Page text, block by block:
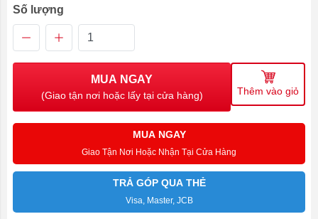
Số lượng
MUA NGAY
(Giao tận nơi hoặc lấy tại cửa hàng) Thêm vào giỏ
MUA NGAY
Giao Tận Nơi Hoặc Nhận Tại Cửa Hàng
TRẢ GÓP QUA THẺ
Visa, Master, JCB